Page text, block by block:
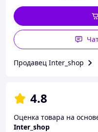
Продавец Inter_shop
4.8
Оценка товара на
Inter_shop